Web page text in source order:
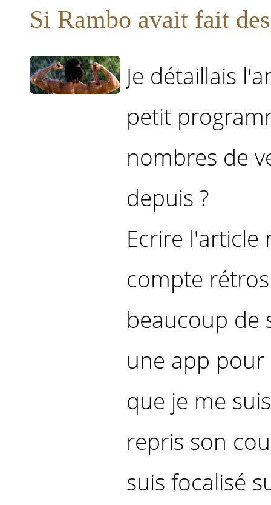
Si Rambo avait fait
Je détaillais
petit
nombres de
depuis ?
Ecrire
compte
beaucoup de
une app
que je me
repris son
suis focalisé